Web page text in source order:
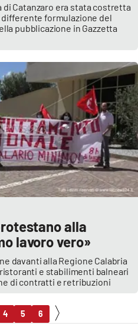
di Catanzaro era stata costretta
differente formulazione del
pubblicazione in Gazzetta
alla
lavoro vero»
davanti alla Regione Calabria
e stabilimenti balneari
di contratti e retribuzioni
4 5 6